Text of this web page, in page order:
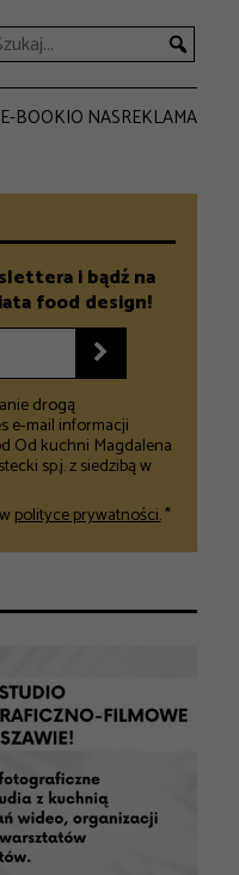
E-BOOKIO NASREKLAMA
i bądź na
food design!

drogą
e-mail informacji
Od kuchni Magdalena
sp.j. z siedzibą w
polityce prywatności.*